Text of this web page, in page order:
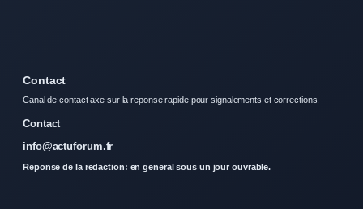
Contact
Canal de contact axe sur la reponse rapide pour signalements et corrections.
Contact
info@actuforum.fr
Reponse de la redaction: en general sous un jour ouvrable.